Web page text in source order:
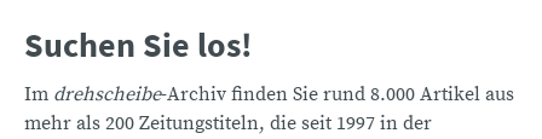
Suchen Sie los!
Im drehscheibe-Archiv finden Sie rund 8.000 Artikel aus
mehr als 200 Zeitungstiteln, die seit 1997 in der